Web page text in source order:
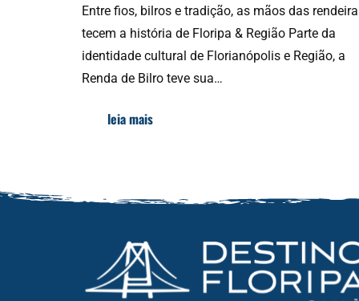
Entre fios, bilros e tradição, as mãos das
tecem a história de Floripa & Região Parte da
identidade cultural de Florianópolis e Região, a
Renda de Bilro teve sua…
leia mais